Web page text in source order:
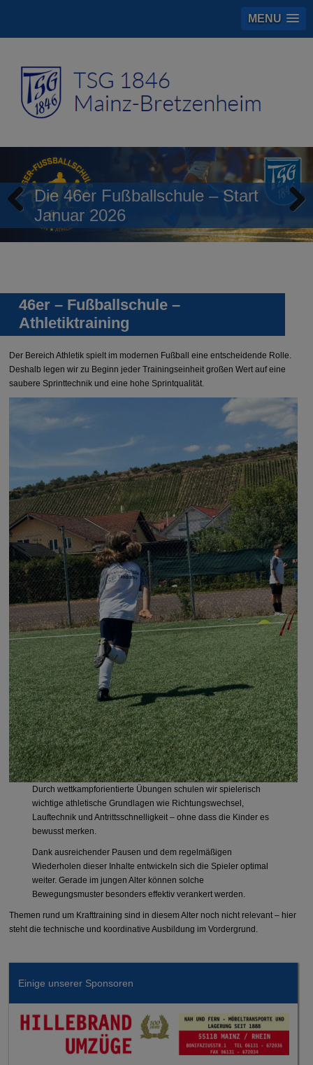
MENU
Die 46er Fußballschule – Start
Januar 2026
Previous
46er – Fußballschule –
Athletiktraining
Der Bereich Athletik spielt im modernen Fußball eine entscheidende Rolle.
Deshalb legen wir zu Beginn jeder Trainingseinheit großen Wert auf eine
saubere Sprinttechnik und eine hohe Sprintqualität.
Durch wettkampforientierte Übungen schulen wir spielerisch
wichtige athletische Grundlagen wie Richtungswechsel,
Lauftechnik und Antrittsschnelligkeit – ohne dass die Kinder es
bewusst merken.
Dank ausreichender Pausen und dem regelmäßigen
Wiederholen dieser Inhalte entwickeln sich die Spieler optimal
weiter. Gerade im jungen Alter können solche
Bewegungsmuster besonders effektiv verankert werden.
Themen rund um Krafttraining sind in diesem Alter noch nicht relevant – hier
steht die technische und koordinative Ausbildung im Vordergrund.
Einige unserer Sponsoren